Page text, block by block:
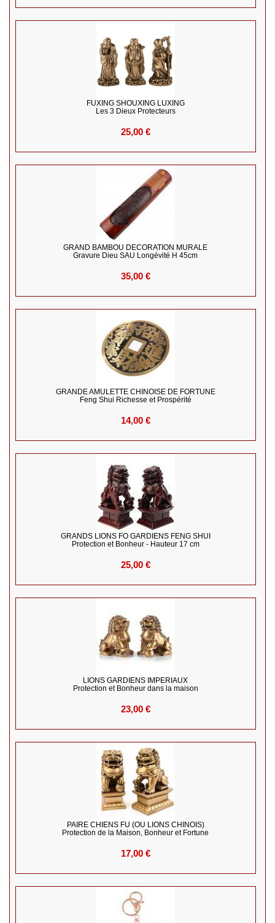
FUXING SHOUXING LUXING
Les 3 Dieux Protecteurs
25,00 €
GRAND BAMBOU DECORATION MURALE
Gravure Dieu SAU Longévité H 45cm
35,00 €
GRANDE AMULETTE CHINOISE DE FORTUNE
Feng Shui Richesse et Prospérité
14,00 €
GRANDS LIONS FO GARDIENS FENG SHUI
Protection et Bonheur - Hauteur 17 cm
25,00 €
LIONS GARDIENS IMPERIAUX
Protection et Bonheur dans la maison
23,00 €
PAIRE CHIENS FU (OU LIONS CHINOIS)
Protection de la Maison, Bonheur et Fortune
17,00 €